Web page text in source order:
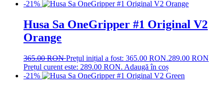
-21%
Husa Sa OneGripper #1 Original V2
Orange
365.00RONPrețul inițial a fost: 365.00 RON.289.00 RON
Prețul curent este: 289.00 RON. Adaugă în coș
-21%